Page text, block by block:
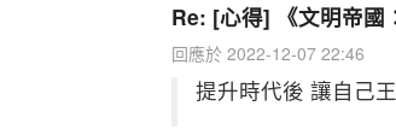
Re: [心得] 《文明帝國
回應於 2022-12-07 22:46
提升時代後 讓自己